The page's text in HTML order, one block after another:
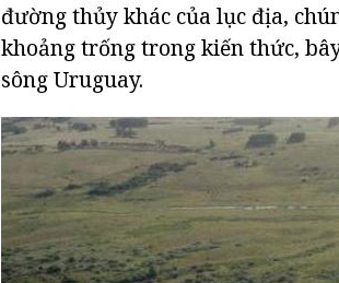
đường thủy khác của lục địa,
khoảng trống trong kiến thức,
sông Uruguay.